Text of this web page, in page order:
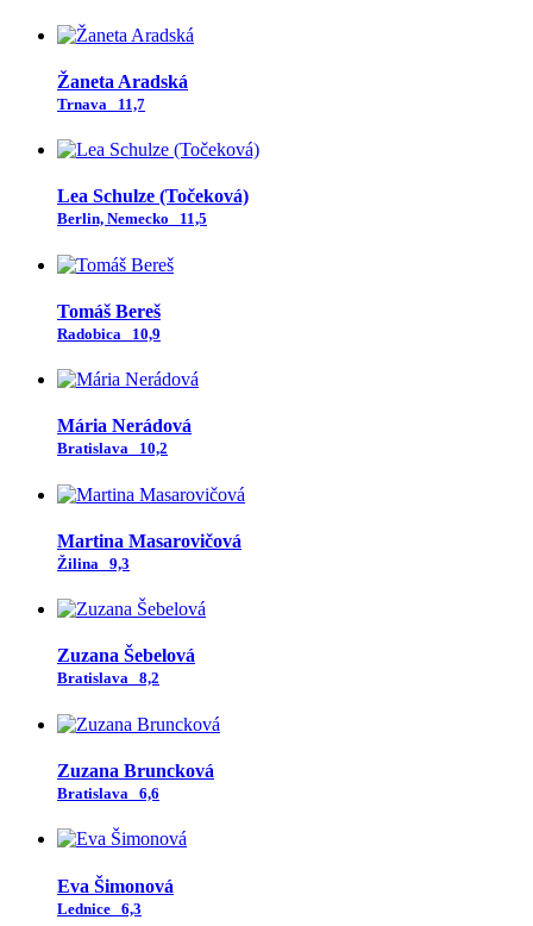
Žaneta Aradská
Trnava 11,7
Lea Schulze (Točeková)
Berlin, Nemecko 11,5
Tomáš Bereš
Radobica 10,9
Mária Nerádová
Bratislava 10,2
Martina Masarovičová
Žilina 9,3
Zuzana Šebelová
Bratislava 8,2
Zuzana Bruncková
Bratislava 6,6
Eva Šimonová
Lednice 6,3